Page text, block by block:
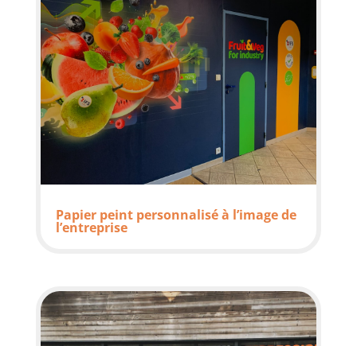
Papier peint personnalisé à l’image de
l’entreprise